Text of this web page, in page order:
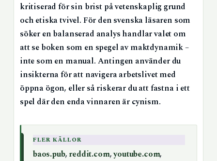
kritiserad för sin brist på vetenskaplig grund
och etiska tvivel. För den svenska läsaren som
söker en balanserad analys handlar valet om
att se boken som en spegel av maktdynamik –
inte som en manual. Antingen använder du
insikterna för att navigera arbetslivet med
öppna ögon, eller så riskerar du att fastna i ett
spel där den enda vinnaren är cynism.
FLER KÄLLOR
baos.pub, reddit.com,youtube.com,